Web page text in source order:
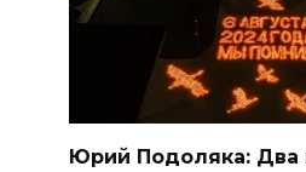
Юрий Подоляка: Два